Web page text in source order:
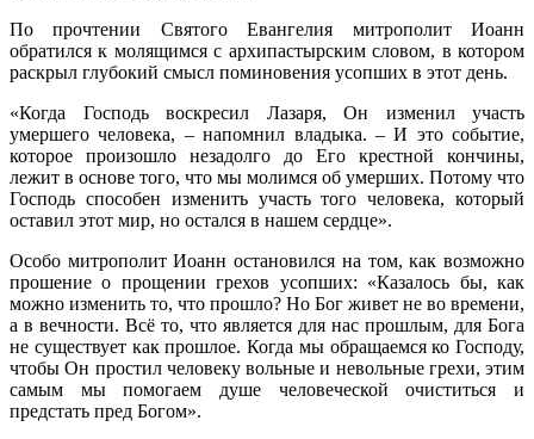
По прочтении Святого Евангелия митрополит Иоанн
обратился к молящимся с архипастырским словом, в котором
раскрыл глубокий смысл поминовения усопших в этот день.
«Когда Господь воскресил Лазаря, Он изменил участь
умершего человека, – напомнил владыка. – И это событие,
которое произошло незадолго до Его крестной кончины,
лежит в основе того, что мы молимся об умерших. Потому что
Господь способен изменить участь того человека, который
оставил этот мир, но остался в нашем сердце».
Особо митрополит Иоанн остановился на том, как возможно
прошение о прощении грехов усопших: «Казалось бы, как
можно изменить то, что прошло? Но Бог живет не во времени,
а в вечности. Всё то, что является для нас прошлым, для Бога
не существует как прошлое. Когда мы обращаемся ко Господу,
чтобы Он простил человеку вольные и невольные грехи, этим
самым мы помогаем душе человеческой очиститься и
предстать пред Богом».